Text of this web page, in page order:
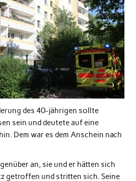
des 40-jährigen sollte
sein und deutete auf eine
Dem war es dem Anschein nach
an, sie und er hätten sich
getroffen und stritten sich. Seine